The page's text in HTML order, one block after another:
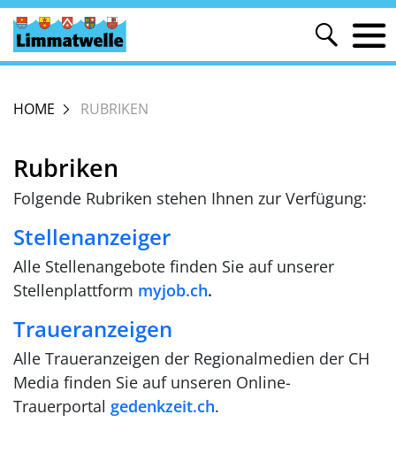
HOME RUBRIKEN
Rubriken
Folgende Rubriken stehen Ihnen zur Verfügung:
Stellenanzeiger
Alle Stellenangebote finden Sie auf unserer
Stellenplattform myjob.ch.
Traueranzeigen
Alle Traueranzeigen der Regionalmedien der CH
Media finden Sie auf unseren Online-
Trauerportal gedenkzeit.ch.